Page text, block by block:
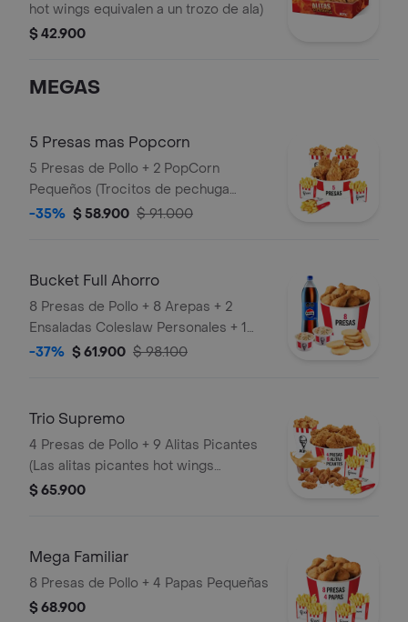
hot wings equivalen a un trozo de ala)
$ 42.900
MEGAS
5 Presas mas Popcorn
5 Presas de Pollo + 2 PopCorn
Pequeños (Trocitos de pechuga
apanados) + 3 Papas Pequeñas
-35% $ 58.900 $ 91.000
Bucket Full Ahorro
8 Presas de Pollo + 8 Arepas + 2
Ensaladas Coleslaw Personales + 1
Gaseosa 1,5 Litros
-37% $ 61.900 $ 98.100
Trio Supremo
4 Presas de Pollo + 9 Alitas Picantes
(Las alitas picantes hot wings
equivalen a un trozo de ala) + 1
Pequeñas + 1 Balde de Salsa 100g
$ 65.900
Mega Familiar
8 Presas de Pollo + 4 Papas Pequeñas
$ 68.900